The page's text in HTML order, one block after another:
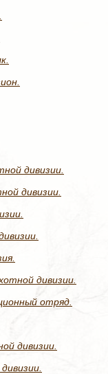
дивизии.
дивизии.
дивизии.
отряд.
дивизии.